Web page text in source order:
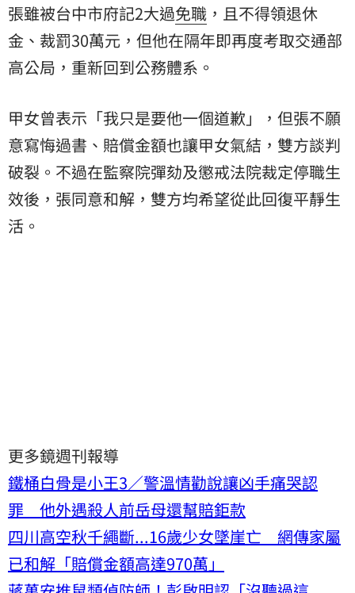
張雖被台中市府記2大過免職 ，且不得領退休
金、裁罰30萬元，但他在隔年即再度考取交通部
高公局，重新回到公務體系。
甲女曾表示「我只是要他一個道歉」，但張不願
意寫悔過書、賠償金額也讓甲女氣結，雙方談判
破裂。不過在監察院彈劾及懲戒法院裁定停職生
效後，張同意和解，雙方均希望從此回復平靜生
活。
更多鏡週刊報導
鐵桶白骨是小王3／警溫情勸說讓凶手痛哭認
罪 他外遇殺人前岳母還幫賠鉅款
四川高空秋千繩斷...16歲少女墜崖亡 網傳家屬
已和解「賠償金額高達970萬」